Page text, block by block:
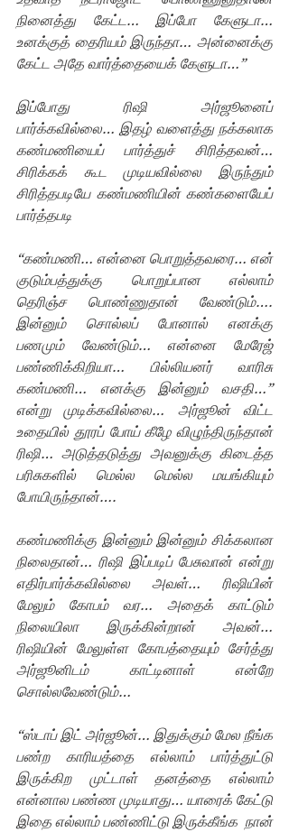
நினைத்து கேட்ட… இப்போ கேளுடா…
உனக்குத் தைரியம் இருந்தா… அன்னைக்கு
கேட்ட அதே வார்த்தையைக் கேளுடா…”
இப்போது ரிஷி அர்ஜூனைப்
பார்க்கவில்லை… இதழ் வளைத்து நக்கலாக
கண்மணியைப் பார்த்துச் சிரித்தவன்…
சிரிக்கக் கூட முடியவில்லை இருந்தும்
சிரித்தபடியே கண்மணியின் கண்களையேப்
பார்த்தபடி
“கண்மணி… என்னை பொறுத்தவரை… என்
குடும்பத்துக்கு பொறுப்பான எல்லாம்
தெரிஞ்ச பொண்ணுதான் வேண்டும்….
இன்னும் சொல்லப் போனால் எனக்கு
பணமும் வேண்டும்… என்னை மேரேஜ்
பண்ணிக்கிறியா… பில்லியனர் வாரிசு
கண்மணி… எனக்கு இன்னும் வசதி…”
என்று முடிக்கவில்லை… அர்ஜூன் விட்ட
உதையில் தூரப் போய் கீழே விழுந்திருந்தான்
ரிஷி… அடுத்தடுத்து அவனுக்கு கிடைத்த
பரிசுகளில் மெல்ல மெல்ல மயங்கியும்
போயிருந்தான்….
கண்மணிக்கு இன்னும் இன்னும் சிக்கலான
நிலைதான்… ரிஷி இப்படிப் பேசுவான் என்று
எதிர்பார்க்கவில்லை அவள்… ரிஷியின்
மேலும் கோபம் வர… அதைக் காட்டும்
நிலையிலா இருக்கின்றான் அவன்…
ரிஷியின் மேலுள்ள கோபத்தையும் சேர்த்து
அர்ஜூனிடம் காட்டினாள் என்றே
சொல்லவேண்டும்…
“ஸ்டாப் இட் அர்ஜூன்… இதுக்கும் மேல நீங்க
பண்ற காரியத்தை எல்லாம் பார்த்துட்டு
இருக்கிற முட்டாள் தனத்தை எல்லாம்
என்னால பண்ண முடியாது… யாரைக் கேட்டு
இதை எல்லாம் பண்ணிட்டு இருக்கீங்க  நான்